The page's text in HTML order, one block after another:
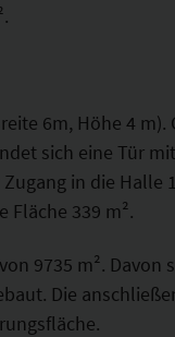
6m, Höhe 4 m).
sich eine Tür mit
in die Halle
Fläche 339 m².
9735 m². Davon
Die